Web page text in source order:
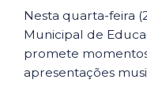
Nesta quarta-feira
Municipal de
promete
apresentações